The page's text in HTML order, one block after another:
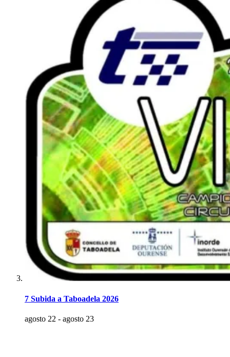
7 Subida a Taboadela 2026
agosto 22 - agosto 23